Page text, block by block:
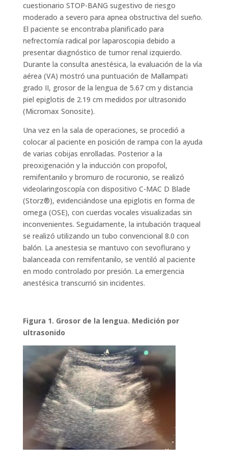
cuestionario STOP-BANG sugestivo de riesgo
moderado a severo para apnea obstructiva del sueño.
El paciente se encontraba planificado para
nefrectomía radical por laparoscopia debido a
presentar diagnóstico de tumor renal izquierdo.
Durante la consulta anestésica, la evaluación de la vía
aérea (VA) mostró una puntuación de Mallampati
grado II, grosor de la lengua de 5.67 cm y distancia
piel epiglotis de 2.19 cm medidos por ultrasonido
(Micromax Sonosite).
Una vez en la sala de operaciones, se procedió a
colocar al paciente en posición de rampa con la ayuda
de varias cobijas enrolladas. Posterior a la
preoxigenación y la inducción con propofol,
remifentanilo y bromuro de rocuronio, se realizó
videolaringoscopía con dispositivo C-MAC D Blade
(Storz®), evidenciándose una epiglotis en forma de
omega (OSE), con cuerdas vocales visualizadas sin
inconvenientes. Seguidamente, la intubación traqueal
se realizó utilizando un tubo convencional 8.0 con
balón. La anestesia se mantuvo con sevoflurano y
balanceada con remifentanilo, se ventiló al paciente
en modo controlado por presión. La emergencia
anestésica transcurrió sin incidentes.
Figura 1. Grosor de la lengua. Medición por
ultrasonido